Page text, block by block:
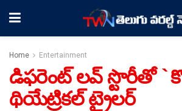
Home Entertainment
డిఫరెంట్ లవ్ స్టొరీతో
థియేట్రికల్ ట్రైలర్